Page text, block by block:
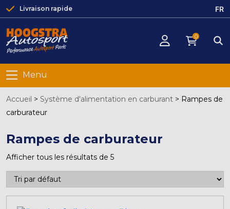
Livraison rapide FR
0
Menu
Accueil > Système d'alimentation en carburant > Rampes de
carburateur
Rampes de carburateur
Afficher tous les résultats de 5